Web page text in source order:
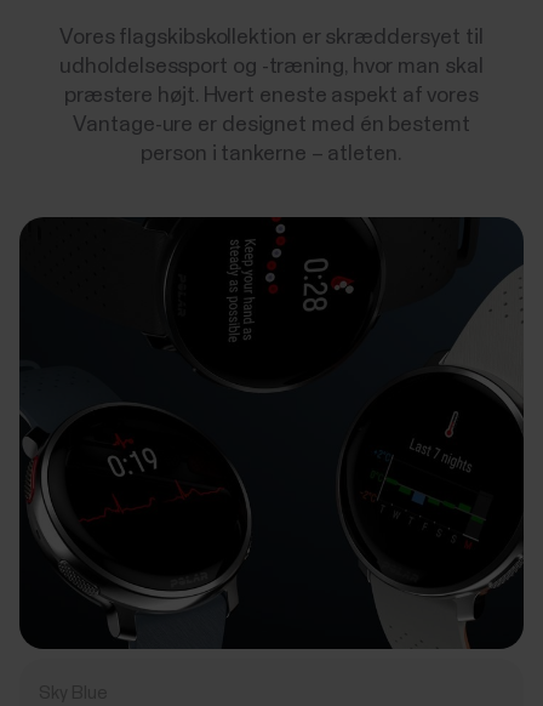
Vores flagskibskollektion er skræddersyet til
udholdelsessport og -træning, hvor man skal
præstere højt. Hvert eneste aspekt af vores
Vantage-ure er designet med én bestemt
person i tankerne – atleten.